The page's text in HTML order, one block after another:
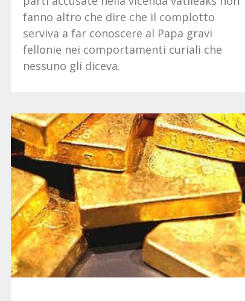
fanno altro che dire che il complotto
serviva a far conoscere al Papa gravi
fellonie nei comportamenti curiali che
nessuno gli diceva.